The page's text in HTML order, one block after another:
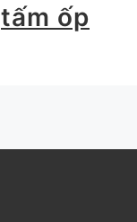
tấm ốp